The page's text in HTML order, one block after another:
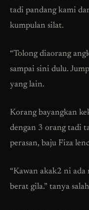
tadi pandang kami
kumpulan silat.
“Tolong diaorang
sampai sini dulu.
yang lain.
Korang bayangkan
dengan 3 orang tadi
perasan, baju Fiza
“Kawan akak2 ni ada
berat gila.” tanya